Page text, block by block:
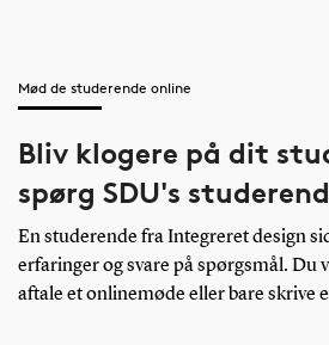
Mød de studerende online
Bliv klogere på dit
spørg SDU's
En studerende fra Integreret design
erfaringer og svare på spørgsmål. Du
aftale et onlinemøde eller bare skrive